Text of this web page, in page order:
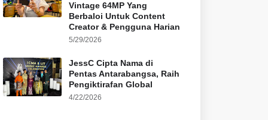
Vintage 64MP Yang
Berbaloi Untuk Content
Creator & Pengguna Harian
5/29/2026
JessC Cipta Nama di
Pentas Antarabangsa, Raih
Pengiktirafan Global
4/22/2026